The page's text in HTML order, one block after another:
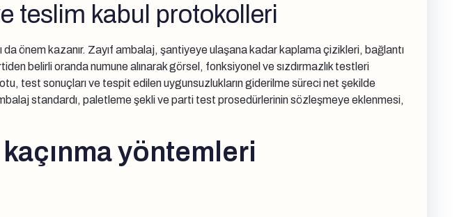
teslim kabul protokolleri
önem kazanır. Zayıf ambalaj, şantiyeye ulaşana kadar kaplama çizikleri, bağlantı
belirli oranda numune alınarak görsel, fonksiyonel ve sızdırmazlık testleri
test sonuçları ve tespit edilen uygunsuzlukların giderilme süreci net şekilde
standardı, paletleme şekli ve parti test prosedürlerinin sözleşmeye eklenmesi,
yöntemleri